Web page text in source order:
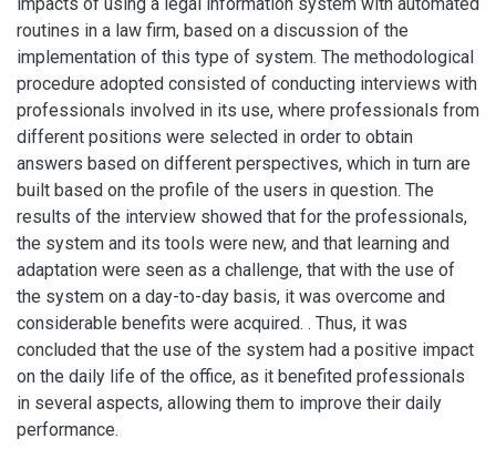
routines in a law firm, based on a discussion of the
implementation of this type of system. The methodological
procedure adopted consisted of conducting interviews with
professionals involved in its use, where professionals from
different positions were selected in order to obtain
answers based on different perspectives, which in turn are
built based on the profile of the users in question. The
results of the interview showed that for the professionals,
the system and its tools were new, and that learning and
adaptation were seen as a challenge, that with the use of
the system on a day-to-day basis, it was overcome and
considerable benefits were acquired. . Thus, it was
concluded that the use of the system had a positive impact
on the daily life of the office, as it benefited professionals
in several aspects, allowing them to improve their daily
performance.